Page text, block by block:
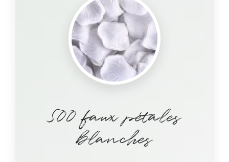
500 faux pétales
blanches